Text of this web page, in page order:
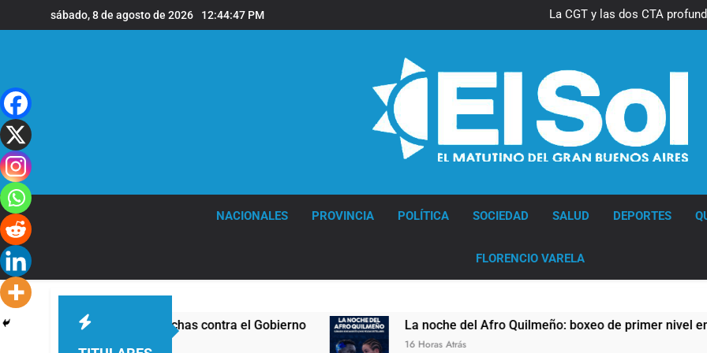
al
sábado, 8 de agosto de 2026 12:44:48 PM
La CGT y las dos CTA
lucha con nuevas marchas
NACIONALES PROVINCIA POLÍTICA SOCIEDAD SALUD DEPORTES
FLORENCIO VARELA
con nuevas marchas contra el Gobierno La noche del Afro Quilmeño: boxeo de primer nivel en la sede
16 Horas Atrás